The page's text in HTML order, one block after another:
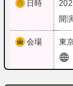
日時
開
会場 東